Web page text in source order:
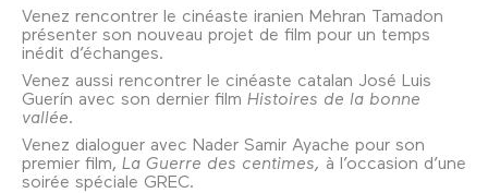
Venez rencontrer le cinéaste iranien Mehran Tamadon
présenter son nouveau projet de film pour un temps
inédit d’échanges.
Venez aussi rencontrer le cinéaste catalan José Luis
Guerín avec son dernier film Histoires de la bonne
vallée.
Venez dialoguer avec Nader Samir Ayache pour son
premier film, La Guerre des centimes, à l’occasion d’une
soirée spéciale GREC.